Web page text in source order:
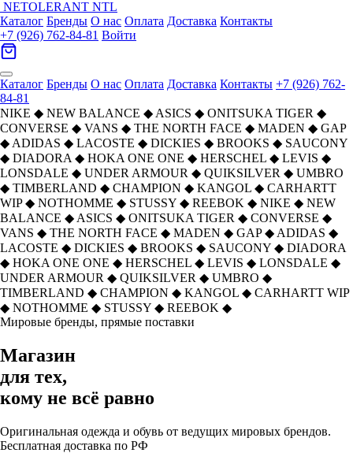
NETOLERANT NTL
Каталог Бренды О нас Оплата Доставка Контакты
+7 (926) 762-84-81 Войти
Каталог Бренды О нас Оплата Доставка Контакты +7 (926) 762-
84-81
NIKE ◆ NEW BALANCE ◆ ASICS ◆ ONITSUKA TIGER ◆
CONVERSE ◆ VANS ◆ THE NORTH FACE ◆ MADEN ◆ GAP
◆ ADIDAS ◆ LACOSTE ◆ DICKIES ◆ BROOKS ◆ SAUCONY
◆ DIADORA ◆ HOKA ONE ONE ◆ HERSCHEL ◆ LEVIS ◆
LONSDALE ◆ UNDER ARMOUR ◆ QUIKSILVER ◆ UMBRO
◆ TIMBERLAND ◆ CHAMPION ◆ KANGOL ◆ CARHARTT
WIP ◆ NOTHOMME ◆ STUSSY ◆ REEBOK ◆ NIKE ◆ NEW
BALANCE ◆ ASICS ◆ ONITSUKA TIGER ◆ CONVERSE ◆
VANS ◆ THE NORTH FACE ◆ MADEN ◆ GAP ◆ ADIDAS ◆
LACOSTE ◆ DICKIES ◆ BROOKS ◆ SAUCONY ◆ DIADORA
◆ HOKA ONE ONE ◆ HERSCHEL ◆ LEVIS ◆ LONSDALE ◆
UNDER ARMOUR ◆ QUIKSILVER ◆ UMBRO ◆
TIMBERLAND ◆ CHAMPION ◆ KANGOL ◆ CARHARTT WIP
◆ NOTHOMME ◆ STUSSY ◆ REEBOK ◆
Мировые бренды, прямые поставки
Магазин
для тех,
кому не всё равно
Оригинальная одежда и обувь от ведущих мировых брендов.
Бесплатная доставка по РФ